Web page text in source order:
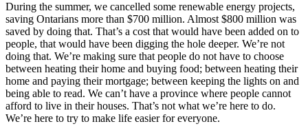
During the summer, we cancelled some renewable energy projects,
saving Ontarians more than $700 million. Almost $800 million was
saved by doing that. That’s a cost that would have been added on to
people, that would have been digging the hole deeper. We’re not
doing that. We’re making sure that people do not have to choose
between heating their home and buying food; between heating their
home and paying their mortgage; between keeping the lights on and
being able to read. We can’t have a province where people cannot
afford to live in their houses. That’s not what we’re here to do.
We’re here to try to make life easier for everyone.